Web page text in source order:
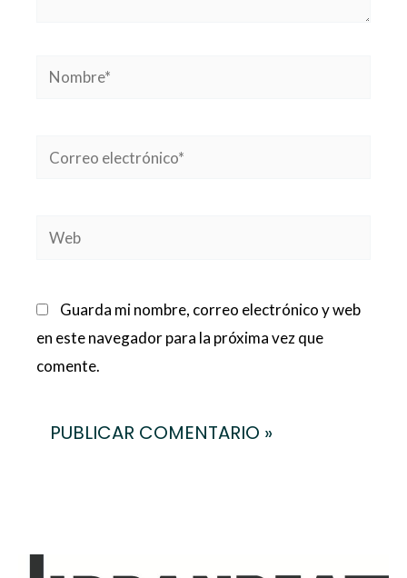
Nombre*
Correo
Web
Guarda mi nombre, correo electrónico y web
en este navegador para la próxima vez que
comente.